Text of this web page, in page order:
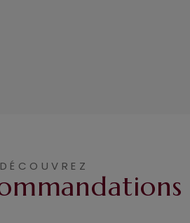
DÉCOUVREZ